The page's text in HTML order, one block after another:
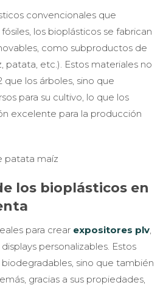
convencionales que
los bioplásticos se fabrican
como subproductos de
patata, etc.). Estos materiales no
que los árboles, sino que
para su cultivo, lo que los
excelente para la producción
los bioplásticos en
para crear expositores plv
displays personalizables. Estos
sino que también
gracias a sus propiedades,